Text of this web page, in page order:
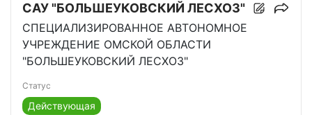
САУ "БОЛЬШЕУКОВСКИЙ ЛЕСХОЗ"
СПЕЦИАЛИЗИРОВАННОЕ АВТОНОМНОЕ
УЧРЕЖДЕНИЕ ОМСКОЙ ОБЛАСТИ
"БОЛЬШЕУКОВСКИЙ ЛЕСХОЗ"
Статус
Действующая